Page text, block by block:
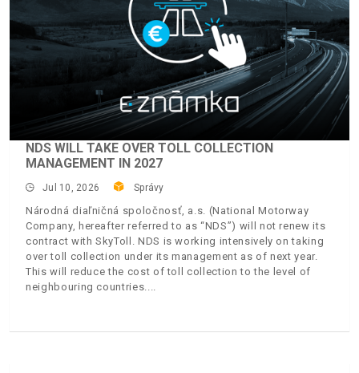
NDS WILL TAKE OVER TOLL COLLECTION
MANAGEMENT IN 2027
Jul 10, 2026 Správy
Národná diaľničná spoločnosť, a.s. (National Motorway
Company, hereafter referred to as “NDS”) will not renew its
contract with SkyToll. NDS is working intensively on taking
over toll collection under its management as of next year.
This will reduce the cost of toll collection to the level of
neighbouring countries.